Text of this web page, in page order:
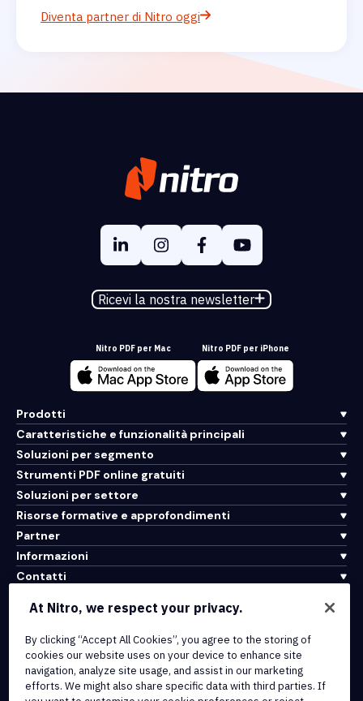
Diventa partner di Nitro oggi
Ricevi la nostra newsletter
Nitro PDF per Mac Nitro PDF per iPhone
Prodotti
Caratteristiche e funzionalità principali
Soluzioni per segmento
Strumenti PDF online gratuiti
Soluzioni per settore
Risorse formative e approfondimenti
Partner
Informazioni
Contatti
Integrazioni e connettività API
Termini di servizio
Politica sui cookie
Politica sul copyright
At Nitro, we respect your privacy.
By clicking “Accept All Cookies”, you agree to the storing of
cookies our website uses on your device to enhance site
navigation, analyze site usage, and assist in our marketing
efforts. We might also share specific data with third parties. If